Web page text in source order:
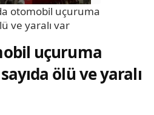
otomobil uçuruma
ve yaralı var
uçuruma
ölü ve yaralı